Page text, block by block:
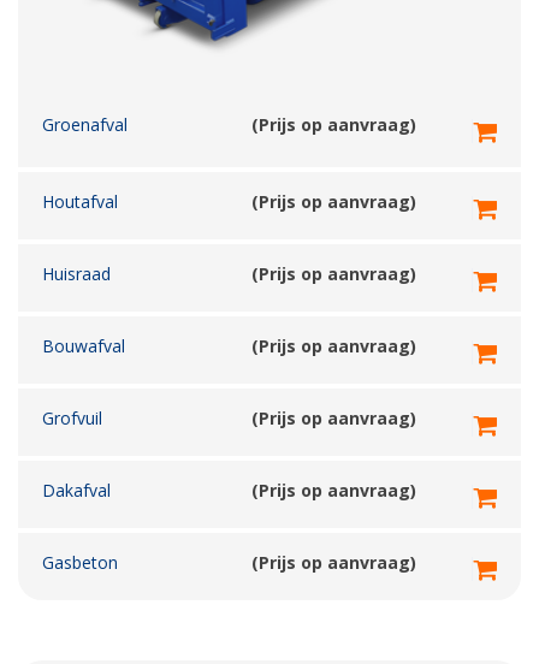
Groenafval (Prijs op aanvraag)
Houtafval (Prijs op aanvraag)
Huisraad (Prijs op aanvraag)
Bouwafval (Prijs op aanvraag)
Grofvuil (Prijs op aanvraag)
Dakafval (Prijs op aanvraag)
Gasbeton (Prijs op aanvraag)